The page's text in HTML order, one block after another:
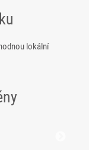
lokální